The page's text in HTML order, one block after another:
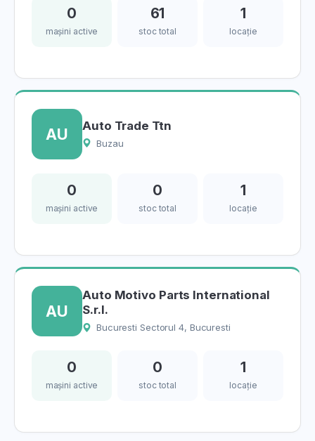
0
mașini active
61
stoc total
1
locație
AU Auto Trade Ttn
Buzau
0
mașini active
0
stoc total
1
locație
AU
Auto Motivo Parts International
S.r.l.
Bucuresti Sectorul 4, Bucuresti
0
mașini active
0
stoc total
1
locație